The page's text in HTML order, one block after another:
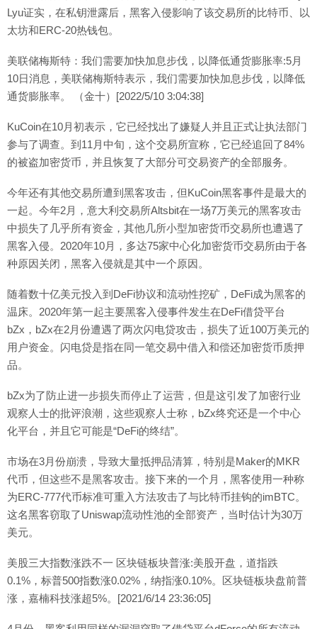
Lyu证实，在私钥泄露后，黑客入侵影响了该交易所的比特币、以
太坊和ERC-20热钱包。
美联储梅斯特：我们需要加快加息步伐，以降低通货膨胀率:5月
10日消息，美联储梅斯特表示，我们需要加快加息步伐，以降低
通货膨胀率。 （金十）[2022/5/10 3:04:38]
KuCoin在10月初表示，它已经找出了嫌疑人并且正式让执法部门
参与了调查。到11月中旬，这个交易所宣称，它已经追回了84%
的被盗加密货币，并且恢复了大部分可交易资产的全部服务。
今年还有其他交易所遭到黑客攻击，但KuCoin黑客事件是最大的
一起。今年2月，意大利交易所Altsbit在一场7万美元的黑客攻击
中损失了几乎所有资金，其他几所小型加密货币交易所也遭遇了
黑客入侵。2020年10月，多达75家中心化加密货币交易所由于各
种原因关闭，黑客入侵就是其中一个原因。
随着数十亿美元投入到DeFi协议和流动性挖矿，DeFi成为黑客的
温床。2020年第一起主要黑客入侵事件发生在DeFi借贷平台
bZx，bZx在2月份遭遇了两次闪电贷攻击，损失了近100万美元的
用户资金。闪电贷是指在同一笔交易中借入和偿还加密货币质押
品。
bZx为了防止进一步损失而停止了运营，但是这引发了加密行业
观察人士的批评浪潮，这些观察人士称，bZx终究还是一个中心
化平台，并且它可能是“DeFi的终结”。
市场在3月份崩溃，导致大量抵押品清算，特别是Maker的MKR
代币，但这些不是黑客攻击。接下来的一个月，黑客使用一种称
为ERC-777代币标准可重入方法攻击了与比特币挂钩的imBTC。
这名黑客窃取了Uniswap流动性池的全部资产，当时估计为30万
美元。
美股三大指数涨跌不一 区块链板块普涨:美股开盘，道指跌
0.1%，标普500指数涨0.02%，纳指涨0.10%。区块链板块盘前普
涨，嘉楠科技涨超5%。[2021/6/14 23:36:05]